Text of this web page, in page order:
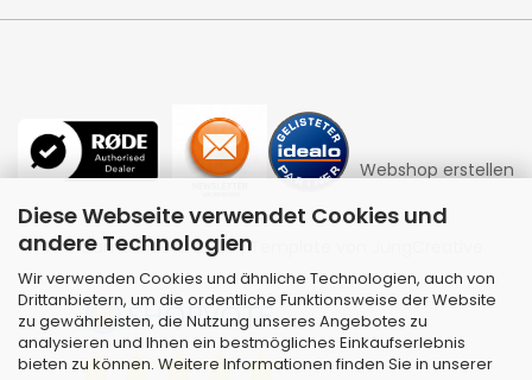
Diese Webseite verwendet Cookies und
andere Technologien
Wir verwenden Cookies und ähnliche Technologien, auch von
Drittanbietern, um die ordentliche Funktionsweise der Website
zu gewährleisten, die Nutzung unseres Angebotes zu
analysieren und Ihnen ein bestmögliches Einkaufserlebnis
bieten zu können. Weitere Informationen finden Sie in unserer
Webshop erstellen
mit Gambio.de © 2026 | Template von